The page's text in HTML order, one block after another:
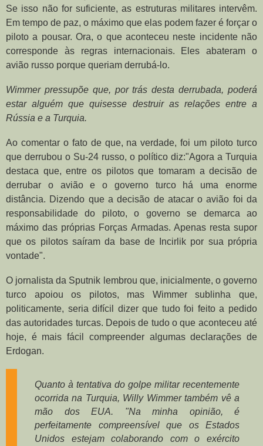
Se isso não for suficiente, as estruturas militares intervêm.
Em tempo de paz, o máximo que elas podem fazer é forçar o
piloto a pousar. Ora, o que aconteceu neste incidente não
corresponde às regras internacionais. Eles abateram o
avião russo porque queriam derrubá-lo.
Wimmer pressupõe que, por trás desta derrubada, poderá
estar alguém que quisesse destruir as relações entre a
Rússia e a Turquia.
Ao comentar o fato de que, na verdade, foi um piloto turco
que derrubou o Su-24 russo, o político diz:"Agora a Turquia
destaca que, entre os pilotos que tomaram a decisão de
derrubar o avião e o governo turco há uma enorme
distância. Dizendo que a decisão de atacar o avião foi da
responsabilidade do piloto, o governo se demarca ao
máximo das próprias Forças Armadas. Apenas resta supor
que os pilotos saíram da base de Incirlik por sua própria
vontade".
O jornalista da Sputnik lembrou que, inicialmente, o governo
turco apoiou os pilotos, mas Wimmer sublinha que,
politicamente, seria difícil dizer que tudo foi feito a pedido
das autoridades turcas. Depois de tudo o que aconteceu até
hoje, é mais fácil compreender algumas declarações de
Erdogan.
Quanto à tentativa do golpe militar recentemente
ocorrida na Turquia, Willy Wimmer também vê a
mão dos EUA. "Na minha opinião, é
perfeitamente compreensível que os Estados
Unidos estejam colaborando com o exército